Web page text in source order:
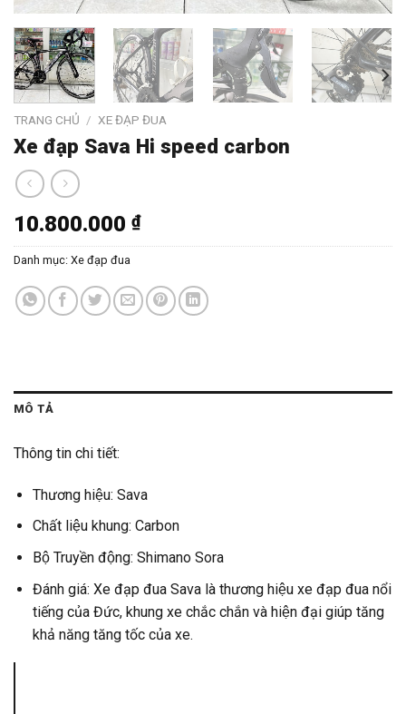
TRANG CHỦ / XE ĐẠP ĐUA
Xe đạp Sava Hi speed carbon
10.800.000 ₫
Danh mục: Xe đạp đua
MÔ TẢ
Thông tin chi tiết:
Thương hiệu: Sava
Chất liệu khung: Carbon
Bộ Truyền động: Shimano Sora
Đánh giá: Xe đạp đua Sava là thương hiệu xe đạp đua nổi
tiếng của Đức, khung xe chắc chắn và hiện đại giúp tăng
khả năng tăng tốc của xe.